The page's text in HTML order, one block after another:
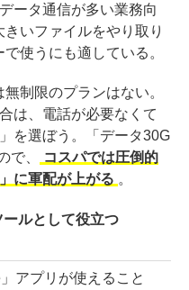
ータ通信が多い業務向
いファイルをやり取り
使うにも適している。
制限のプランはない。
は、電話が必要なくて
を選ぼう。「データ30G
で、
コスパでは圧倒的
に軍配が上がる 。
ルとして役立つ
アプリが使えること